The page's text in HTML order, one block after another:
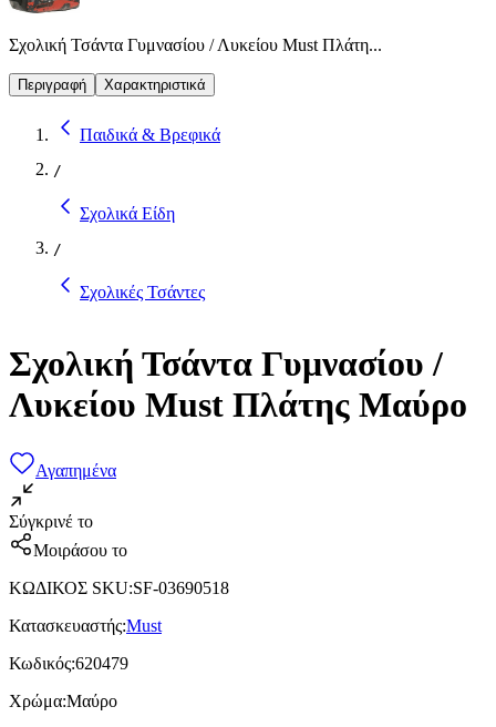
Σχολική Τσάντα Γυμνασίου / Λυκείου Must Πλάτη...
Περιγραφή Χαρακτηριστικά
Παιδικά & Βρεφικά
/
Σχολικά Είδη
/
Σχολικές Τσάντες
Σχολική Τσάντα Γυμνασίου /
Λυκείου Must Πλάτης Μαύρο
Αγαπημένα
Σύγκρινέ το
Μοιράσου το
ΚΩΔΙΚΟΣ SKU:SF-03690518
Κατασκευαστής:Must
Κωδικός:620479
Χρώμα:Μαύρο